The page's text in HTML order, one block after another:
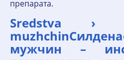
препарата.
Sredstva ›
мужчин –